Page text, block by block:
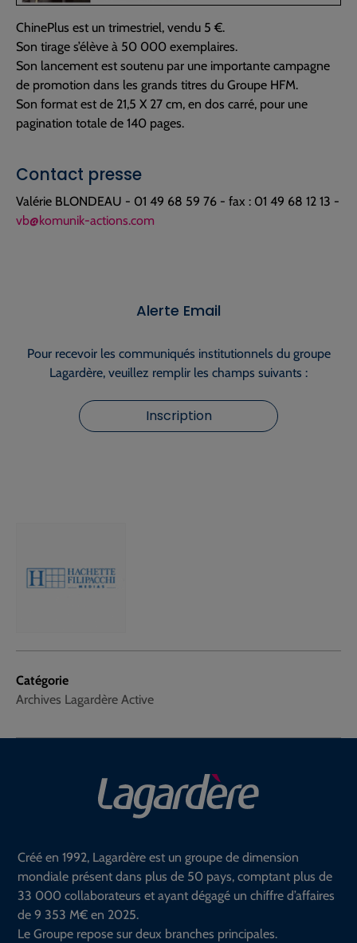
Catégorie
Archives Lagardère Active
ChinePlus est un trimestriel, vendu 5 €.
Son tirage s’élève à 50 000 exemplaires.
Son lancement est soutenu par une importante campagne
de promotion dans les grands titres du Groupe HFM.
Son format est de 21,5 X 27 cm, en dos carré, pour une
pagination totale de 140 pages.
Contact presse
Valérie BLONDEAU - 01 49 68 59 76 - fax : 01 49 68 12 13 -
vb@komunik-actions.com
Alerte Email
Pour recevoir les communiqués institutionnels du groupe
Lagardère, veuillez remplir les champs suivants :
Inscription
Créé en 1992, Lagardère est un groupe de dimension
mondiale présent dans plus de 50 pays, comptant plus de
33 000 collaborateurs et ayant dégagé un chiffre d’affaires
de 9 353 M€ en 2025.
Le Groupe repose sur deux branches principales.